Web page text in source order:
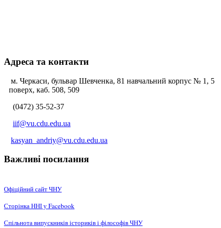
Адреса та контакти
м. Черкаси, бульвар Шевченка, 81 навчальний корпус № 1, 5
поверх, каб. 508, 509
(0472) 35-52-37
iif@vu.cdu.edu.ua
kasyan_andriy@vu.cdu.edu.ua
Важливі посилання
Офіційний сайт ЧНУ
Сторінка ННІ у Facebook
Спільнота випускників істориків і філософів ЧНУ